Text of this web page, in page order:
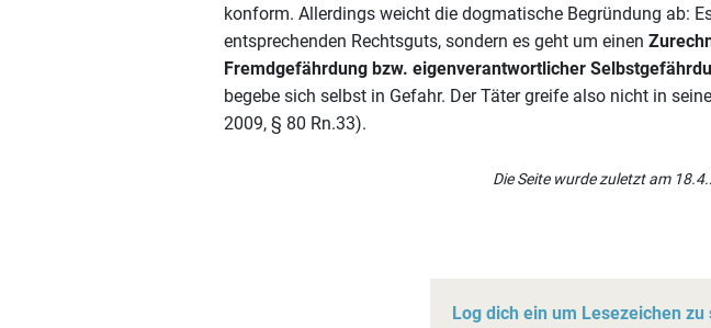
konform. Allerdings weicht die dogmatische Begründung ab:
entsprechenden Rechtsguts, sondern es geht um einen
Fremdgefährdung bzw. eigenverantwortlicher
begebe sich selbst in Gefahr. Der Täter greife also nicht in
2009, § 80 Rn.33).
Die Seite wurde zuletzt am
Log dich ein um Lesezeichen zu